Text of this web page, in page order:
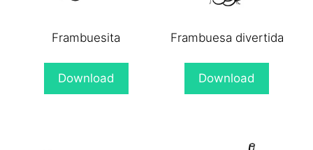
Frambuesita
Download
Frambuesa divertida
Download